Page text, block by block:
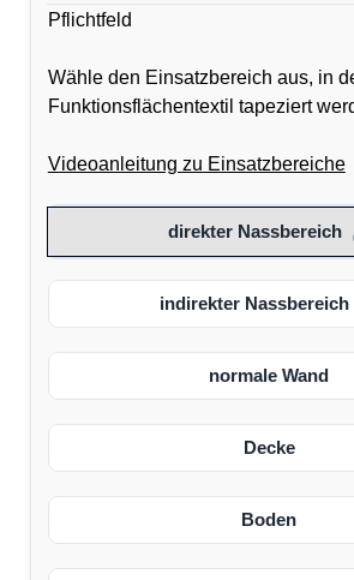
Pflichtfeld
Wähle den Einsatzbereich aus, in
Funktionsflächentextil tapeziert
Videoanleitung zu Einsatzbereiche
direkter Nassbereich
indirekter Nassbereich
normale Wand
Decke
Boden